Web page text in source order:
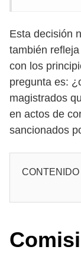
Esta decisión
también
con los
pregunta es:
magistrados
en actos de
sancionados
CONTENIDO